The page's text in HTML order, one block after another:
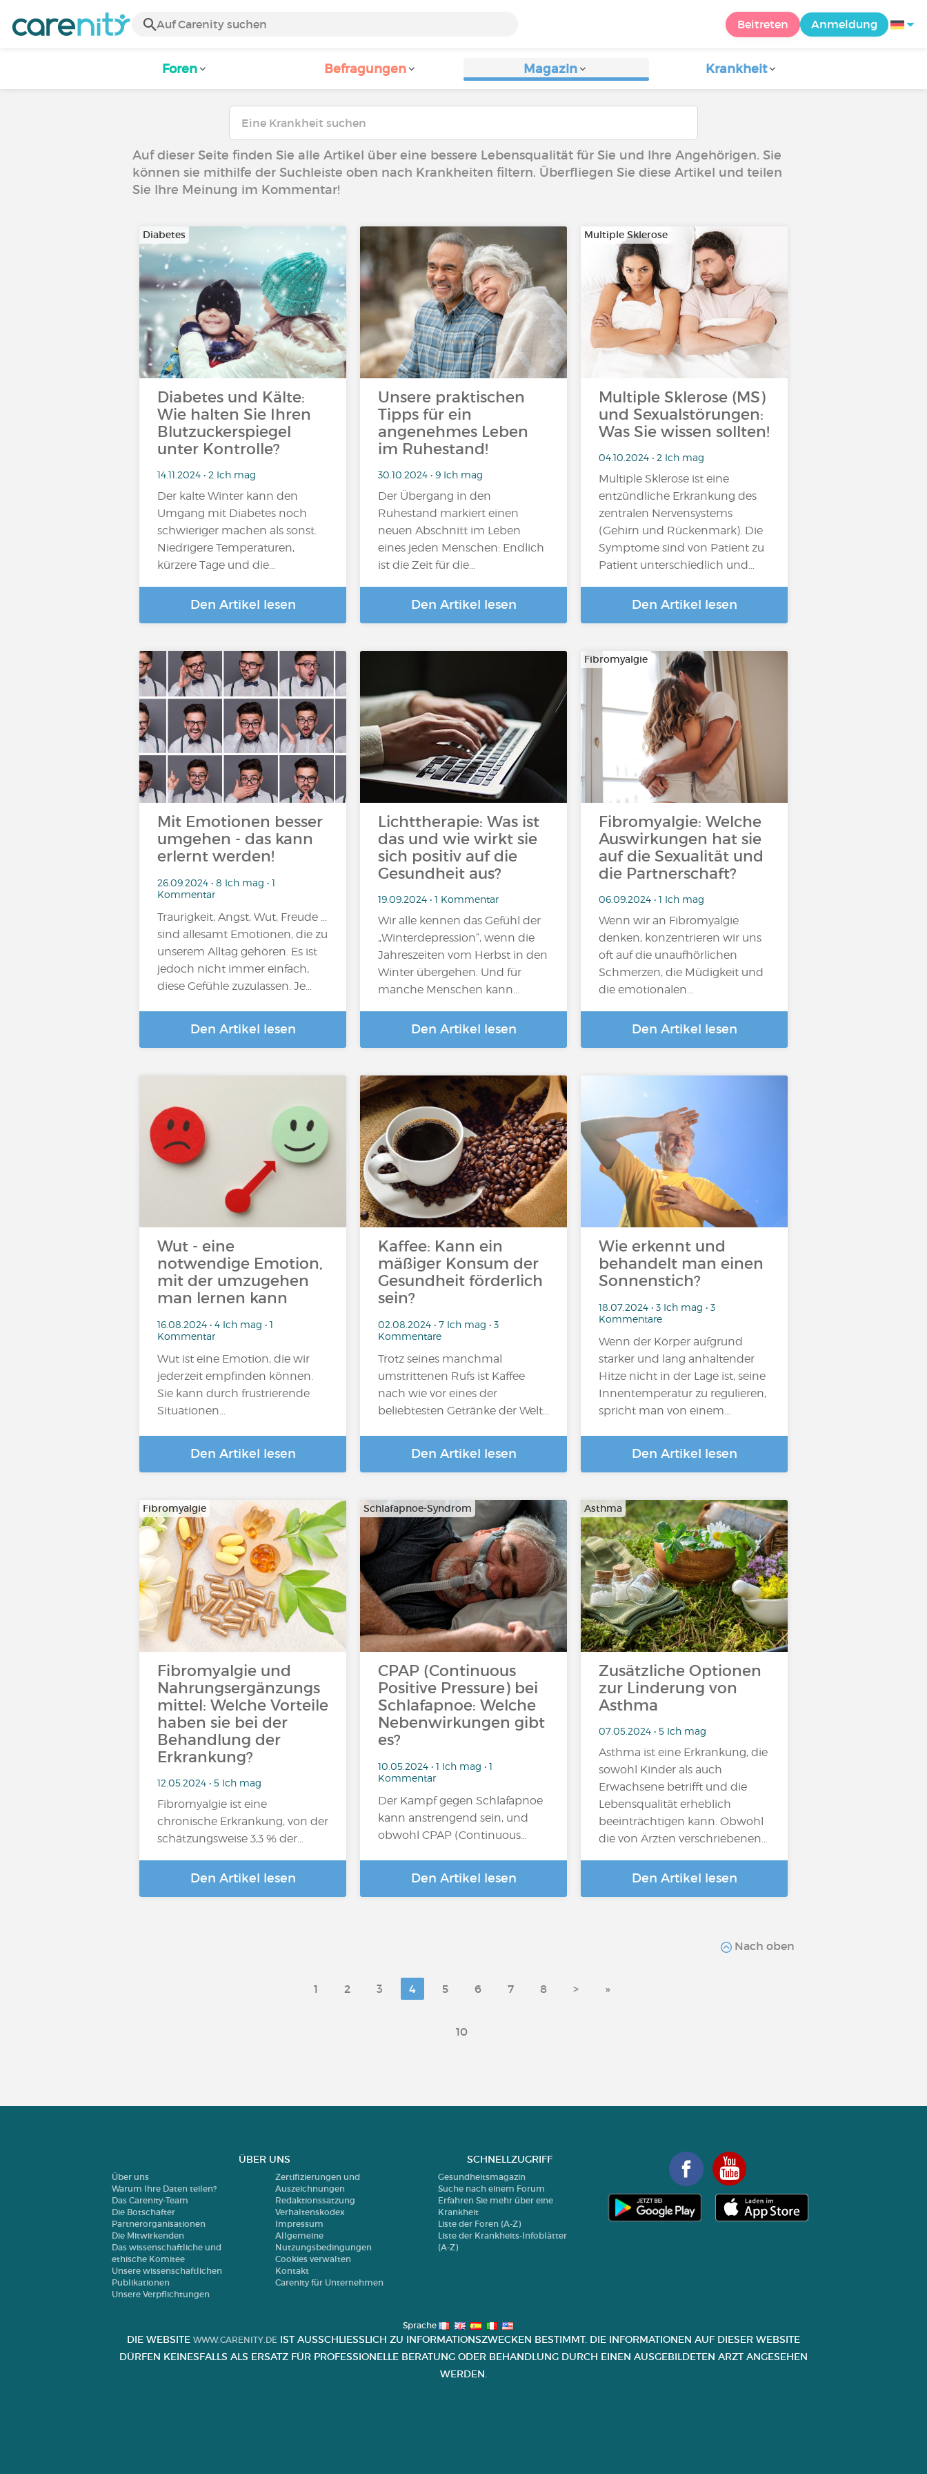
Beitreten Anmeldung
Foren Befragungen Magazin Krankheit
Auf dieser Seite finden Sie alle Artikel über eine bessere Lebensqualität für Sie und Ihre Angehörigen. Sie
können sie mithilfe der Suchleiste oben nach Krankheiten filtern. Überfliegen Sie diese Artikel und teilen
Sie Ihre Meinung im Kommentar!
Diabetes
Diabetes und Kälte:
Wie halten Sie Ihren
Blutzuckerspiegel
unter Kontrolle?
14.11.2024 • 2 Ich mag
Der kalte Winter kann den
Umgang mit Diabetes noch
schwieriger machen als sonst.
Niedrigere Temperaturen,
kürzere Tage und die…
Den Artikel lesen
Unsere praktischen
Tipps für ein
angenehmes Leben
im Ruhestand!
30.10.2024 • 9 Ich mag
Der Übergang in den
Ruhestand markiert einen
neuen Abschnitt im Leben
eines jeden Menschen: Endlich
ist die Zeit für die…
Den Artikel lesen
Multiple Sklerose
Multiple Sklerose (MS)
und Sexualstörungen:
Was Sie wissen sollten!
04.10.2024 • 2 Ich mag
Multiple Sklerose ist eine
entzündliche Erkrankung des
zentralen Nervensystems
(Gehirn und Rückenmark). Die
Symptome sind von Patient zu
Patient unterschiedlich und…
Den Artikel lesen
Mit Emotionen besser
umgehen - das kann
erlernt werden!
26.09.2024 • 8 Ich mag • 1
Kommentar
Traurigkeit, Angst, Wut, Freude ...
sind allesamt Emotionen, die zu
unserem Alltag gehören. Es ist
jedoch nicht immer einfach,
diese Gefühle zuzulassen. Je…
Den Artikel lesen
Lichttherapie: Was ist
das und wie wirkt sie
sich positiv auf die
Gesundheit aus?
19.09.2024 • 1 Kommentar
Wir alle kennen das Gefühl der
„Winterdepression“, wenn die
Jahreszeiten vom Herbst in den
Winter übergehen. Und für
manche Menschen kann…
Den Artikel lesen
Fibromyalgie
Fibromyalgie: Welche
Auswirkungen hat sie
auf die Sexualität und
die Partnerschaft?
06.09.2024 • 1 Ich mag
Wenn wir an Fibromyalgie
denken, konzentrieren wir uns
oft auf die unaufhörlichen
Schmerzen, die Müdigkeit und
die emotionalen…
Den Artikel lesen
Wut - eine
notwendige Emotion,
mit der umzugehen
man lernen kann
16.08.2024 • 4 Ich mag • 1
Kommentar
Wut ist eine Emotion, die wir
jederzeit empfinden können.
Sie kann durch frustrierende
Situationen…
Den Artikel lesen
Kaffee: Kann ein
mäßiger Konsum der
Gesundheit förderlich
sein?
02.08.2024 • 7 Ich mag • 3
Kommentare
Trotz seines manchmal
umstrittenen Rufs ist Kaffee
nach wie vor eines der
beliebtesten Getränke der Welt…
Den Artikel lesen
Wie erkennt und
behandelt man einen
Sonnenstich?
18.07.2024 • 3 Ich mag • 3
Kommentare
Wenn der Körper aufgrund
starker und lang anhaltender
Hitze nicht in der Lage ist, seine
Innentemperatur zu regulieren,
spricht man von einem…
Den Artikel lesen
Fibromyalgie
Fibromyalgie und
Nahrungsergänzungs
mittel: Welche Vorteile
haben sie bei der
Behandlung der
Erkrankung?
12.05.2024 • 5 Ich mag
Fibromyalgie ist eine
chronische Erkrankung, von der
schätzungsweise 3,3 % der…
Den Artikel lesen
Schlafapnoe-Syndrom
CPAP (Continuous
Positive Pressure) bei
Schlafapnoe: Welche
Nebenwirkungen gibt
es?
10.05.2024 • 1 Ich mag • 1
Kommentar
Der Kampf gegen Schlafapnoe
kann anstrengend sein, und
obwohl CPAP (Continuous…
Den Artikel lesen
Asthma
Zusätzliche Optionen
zur Linderung von
Asthma
07.05.2024 • 5 Ich mag
Asthma ist eine Erkrankung, die
sowohl Kinder als auch
Erwachsene betrifft und die
Lebensqualität erheblich
beeinträchtigen kann. Obwohl
die von Ärzten verschriebenen…
Den Artikel lesen
Nach oben
1 2 3 4 5 6 7 8 > »
10
ÜBER UNS
Über uns
Warum Ihre Daten teilen?
Das Carenity-Team
Die Botschafter
Partnerorganisationen
Die Mitwirkenden
Das wissenschaftliche und
ethische Komitee
Unsere wissenschaftlichen
Publikationen
Unsere Verpflichtungen
Zertifizierungen und
Auszeichnungen
Redaktionssatzung
Verhaltenskodex
Impressum
Allgemeine
Nutzungsbedingungen
Cookies verwalten
Kontakt
Carenity für Unternehmen
SCHNELLZUGRIFF
Gesundheitsmagazin
Suche nach einem Forum
Erfahren Sie mehr über eine
Krankheit
Liste der Foren (A-Z)
Liste der Krankheits-Infoblätter
(A-Z)
Sprache
DIE WEBSITE WWW.CARENITY.DE IST AUSSCHLIESSLICH ZU INFORMATIONSZWECKEN BESTIMMT. DIE INFORMATIONEN AUF DIESER WEBSITE D
ÜRFEN KEINESFALLS ALS ERSATZ FÜR PROFESSIONELLE BERATUNG ODER BEHANDLUNG DURCH EINEN AUSGEBILDETEN ARZT ANGESEHEN W
ERDEN.